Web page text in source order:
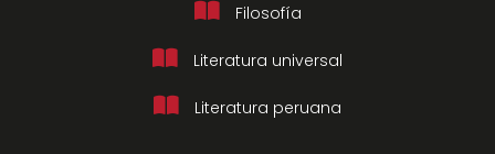
Filosofía
Literatura universal
Literatura peruana